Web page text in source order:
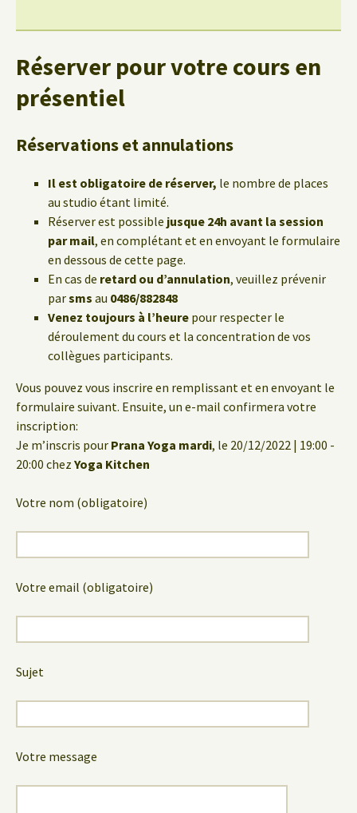
Réserver pour votre cours en
présentiel
Réservations et annulations
Il est obligatoire de réserver, le nombre de places
au studio étant limité.
Réserver est possible jusque 24h avant la session
par mail, en complétant et en envoyant le formulaire
en dessous de cette page.
En cas de retard ou d’annulation, veuillez prévenir
parsms au 0486/882848
Venez toujours à l’heure pour respecter le
déroulement du cours et la concentration de vos
collègues participants.
Vous pouvez vous inscrire en remplissant et en envoyant le
formulaire suivant. Ensuite, un e-mail confirmera votre
inscription:
Je m’inscris pour Prana Yoga mardi, le 20/12/2022 | 19:00 -
20:00 chez Yoga Kitchen
Votre nom (obligatoire)
Votre email (obligatoire)
Sujet
Votre message